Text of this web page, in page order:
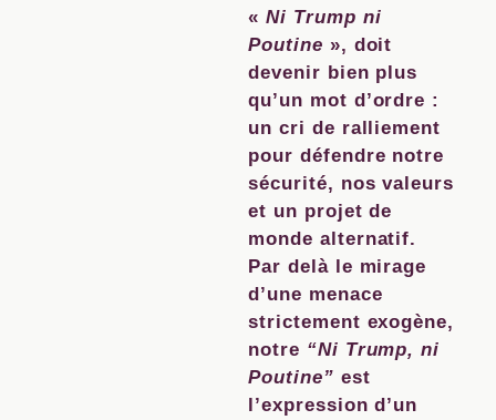
« Ni Trump ni
Poutine », doit
devenir bien plus
qu’un mot d’ordre :
un cri de ralliement
pour défendre notre
sécurité, nos valeurs
et un projet de
monde alternatif.
Par delà le mirage
d’une menace
strictement exogène,
notre “Ni Trump, ni
Poutine” est
l’expression d’un